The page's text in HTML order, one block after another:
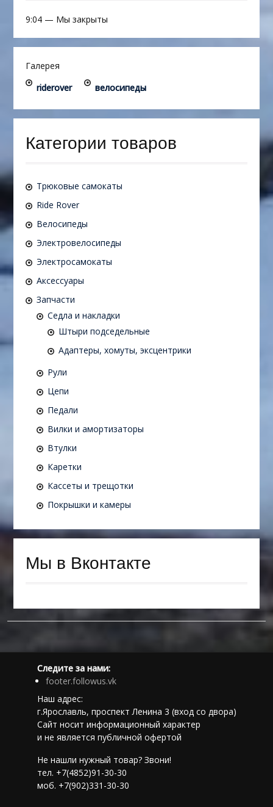
9:04— Мы закрыты
Галерея
riderover
велосипеды
Категории товаров
Трюковые самокаты
Ride Rover
Велосипеды
Электровелосипеды
Электросамокаты
Аксессуары
Запчасти
Седла и накладки
Штыри подседельные
Адаптеры, хомуты, эксцентрики
Рули
Цепи
Педали
Вилки и амортизаторы
Втулки
Каретки
Кассеты и трещотки
Покрышки и камеры
Мы в Вконтакте
Следите за нами:
footer.followus.vk
Наш адрес:
г.Ярославль, проспект Ленина 3 (вход со двора)
Сайт носит информационный характер
и не является публичной офертой
Не нашли нужный товар? Звони!
тел. +7(4852)91-30-30
моб. +7(902)331-30-30